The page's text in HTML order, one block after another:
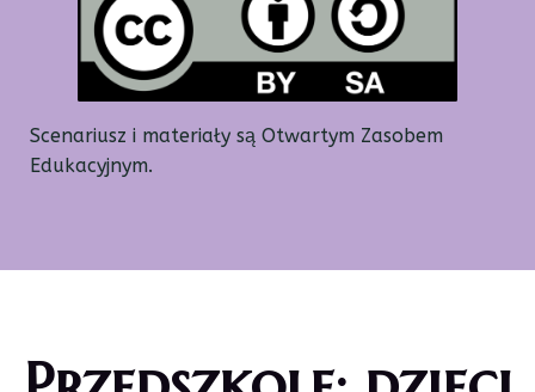
Scenariusz i materiały są Otwartym Zasobem
Edukacyjnym.